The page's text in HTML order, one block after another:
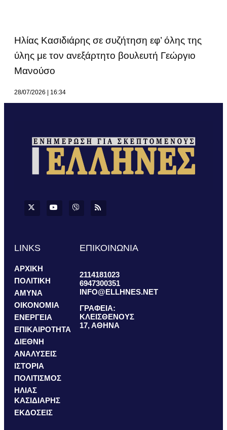
Ηλίας Κασιδιάρης σε συζήτηση εφ’ όλης της
ύλης με τον ανεξάρτητο βουλευτή Γεώργιο
Μανούσο
28/07/2026 16:34
LINKS
ΑΡΧΙΚΗ
ΠΟΛΙΤΙΚΗ
ΑΜΥΝΑ
ΟΙΚΟΝΟΜΙΑ
ΕΝΕΡΓΕΙΑ
ΕΠΙΚΑΙΡΟΤΗΤΑ
ΔΙΕΘΝΗ
ΑΝΑΛΥΣΕΙΣ
ΙΣΤΟΡΙΑ
ΠΟΛΙΤΙΣΜΟΣ
ΗΛΙΑΣ
ΚΑΣΙΔΙΑΡΗΣ
ΕΚΔΟΣΕΙΣ
ΕΠΙΚΟΙΝΩΝΙΑ
2114181023
6947300351
INFO@ELLHNES.NET
ΓΡΑΦΕΙΑ:
ΚΛΕΙΣΘΕΝΟΥΣ
17, ΑΘΗΝΑ